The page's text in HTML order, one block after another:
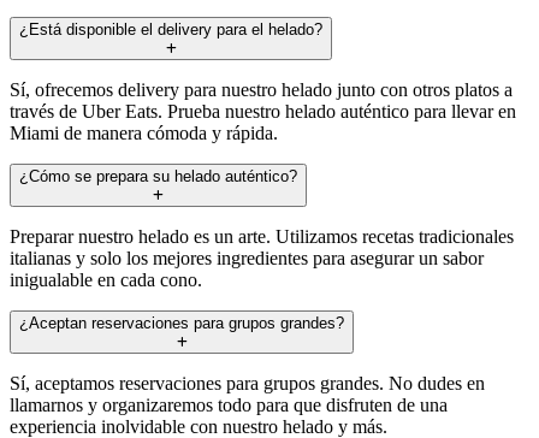
¿Está disponible el delivery para el helado?
Sí, ofrecemos delivery para nuestro helado junto con otros platos a
través de Uber Eats. Prueba nuestro helado auténtico para llevar en
Miami de manera cómoda y rápida.
¿Cómo se prepara su helado auténtico?
Preparar nuestro helado es un arte. Utilizamos recetas tradicionales
italianas y solo los mejores ingredientes para asegurar un sabor
inigualable en cada cono.
¿Aceptan reservaciones para grupos grandes?
Sí, aceptamos reservaciones para grupos grandes. No dudes en
llamarnos y organizaremos todo para que disfruten de una
experiencia inolvidable con nuestro helado y más.